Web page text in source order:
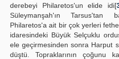
derebeyi Philaretos'un elide idi[
Süleymanşah'ın Tarsus'tan
Philaretos'a ait bir çok yerleri
idaresindeki Büyük Selçuklu
ele geçirmesinden sonra Harput
düştü. Topraklarının çoğunu